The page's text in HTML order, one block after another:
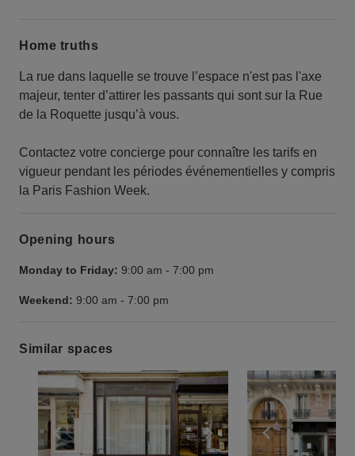
Home truths
La rue dans laquelle se trouve l’espace n'est pas l'axe
majeur, tenter d’attirer les passants qui sont sur la Rue
de la Roquette jusqu’à vous.
Contactez votre concierge pour connaître les tarifs en
vigueur pendant les périodes événementielles y compris
la Paris Fashion Week.
Opening hours
Monday to Friday: 9:00 am - 7:00 pm
Weekend: 9:00 am - 7:00 pm
Similar spaces
Show previous slide Show next slide
Show